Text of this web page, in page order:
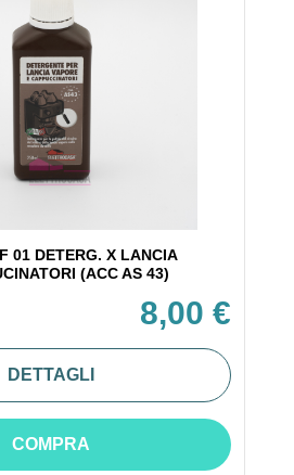
01 DETERG. X LANCIA
(ACC AS 43)
8,00 €
DETTAGLI
COMPRA